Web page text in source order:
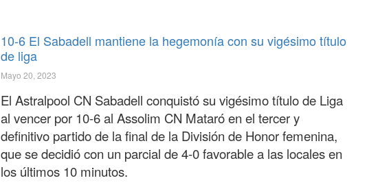
10-6 El Sabadell mantiene la hegemonía con su vigésimo título
de liga
Mayo 20, 2023
El Astralpool CN Sabadell conquistó su vigésimo título de Liga
al vencer por 10-6 al Assolim CN Mataró en el tercer y
definitivo partido de la final de la División de Honor femenina,
que se decidió con un parcial de 4-0 favorable a las locales en
los últimos 10 minutos.